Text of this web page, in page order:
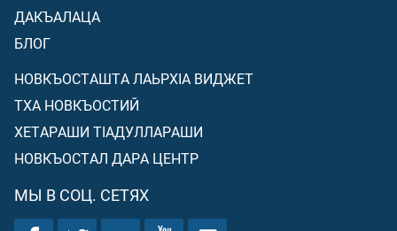
ДАКЪАЛАЦА
БЛОГ
НОВКЪОСТАШТА ЛАЬРХIА ВИДЖЕТ
ТХА НОВКЪОСТИЙ
ХЕТАРАШИ ТIАДУЛЛАРАШИ
НОВКЪОСТАЛ ДАРА ЦЕНТР
МЫ В СОЦ. СЕТЯХ